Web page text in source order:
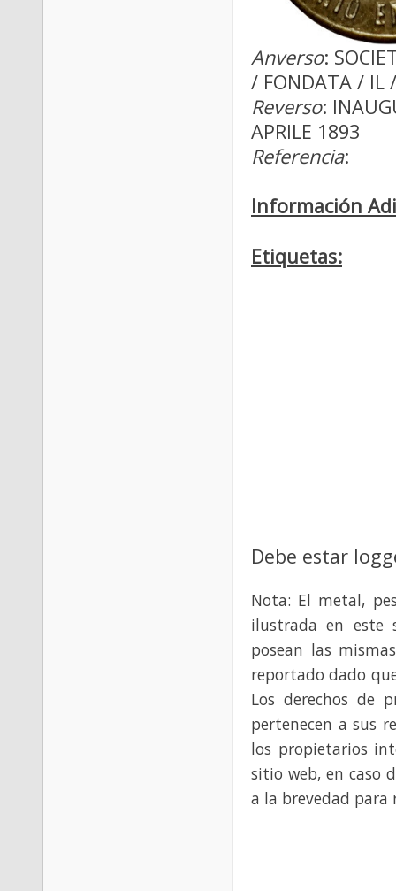
Anverso:
/ FONDATA / IL
Reverso:
APRILE 1893
Referencia:
Información
Etiquetas:
Debe estar
Nota: El metal,
ilustrada en este
posean las
reportado dado
Los derechos de
pertenecen a sus
los propietarios
sitio web, en caso
a la brevedad para